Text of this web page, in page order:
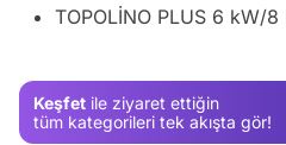
TOPOLİNO PLUS 6 kW/
Keşfet ile ziyaret ettiğin
tüm kategorileri tek akışta gör!